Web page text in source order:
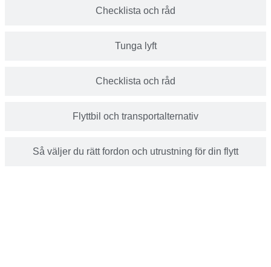
Checklista och råd
Tunga lyft
Checklista och råd
Flyttbil och transportalternativ
Så väljer du rätt fordon och utrustning för din flytt